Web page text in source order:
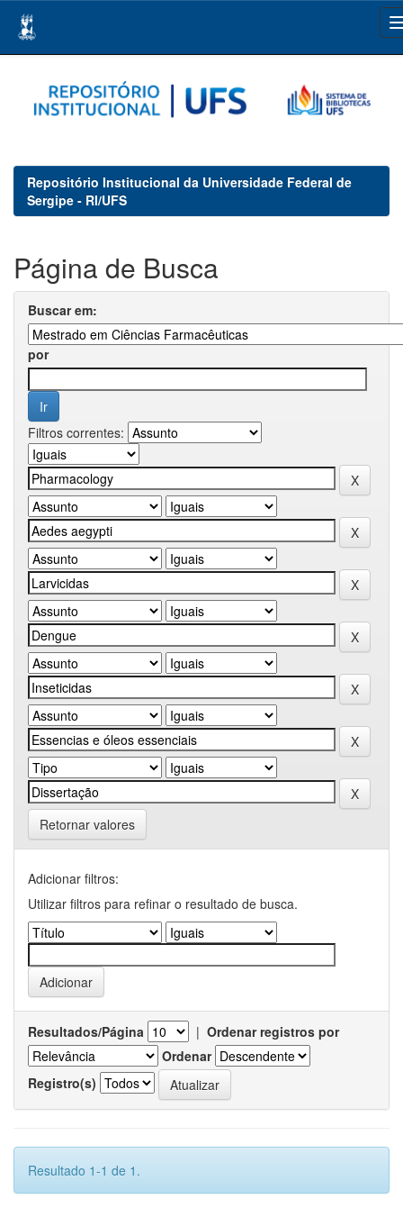
navigation
Repositório Institucional da Universidade Federal de
Sergipe - RI/UFS
Página de Busca
Buscar em:
por
Filtros correntes:
Retornar valores
Adicionar filtros:
Utilizar filtros para refinar o resultado de busca.
Resultados/Página | Ordenar registros por
Ordenar
Registro(s)
Resultado 1-1 de 1.